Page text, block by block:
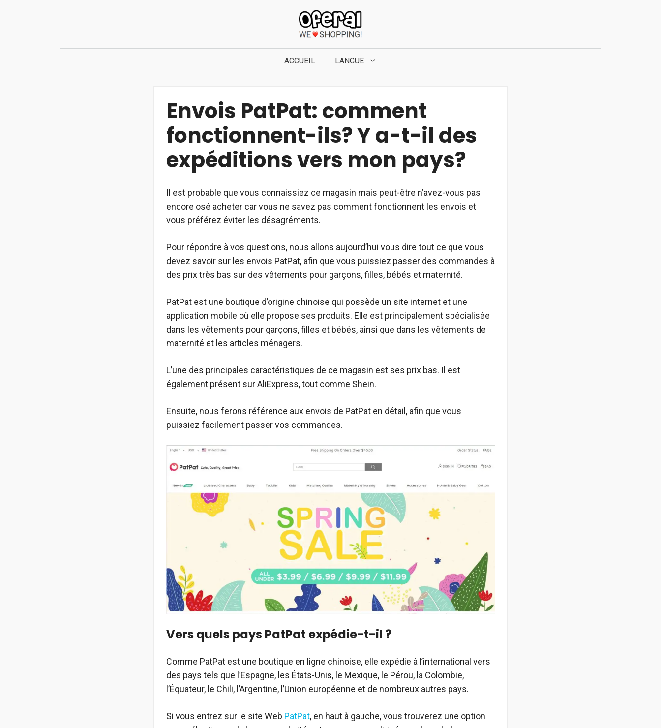
ACCUEIL LANGUE
Envois PatPat: comment
fonctionnent-ils? Y a-t-il des
expéditions vers mon pays?
Il est probable que vous connaissiez ce magasin mais peut-être n’avez-vous pas
encore osé acheter car vous ne savez pas comment fonctionnent les envois et
vous préférez éviter les désagréments.
Pour répondre à vos questions, nous allons aujourd’hui vous dire tout ce que vous
devez savoir sur les envois PatPat, afin que vous puissiez passer des commandes à
des prix très bas sur des vêtements pour garçons, filles, bébés et maternité.
PatPat est une boutique d’origine chinoise qui possède un site internet et une
application mobile où elle propose ses produits. Elle est principalement spécialisée
dans les vêtements pour garçons, filles et bébés, ainsi que dans les vêtements de
maternité et les articles ménagers.
L’une des principales caractéristiques de ce magasin est ses prix bas. Il est
également présent sur AliExpress, tout comme Shein.
Ensuite, nous ferons référence aux envois de PatPat en détail, afin que vous
puissiez facilement passer vos commandes.
Vers quels pays PatPat expédie-t-il ?
Comme PatPat est une boutique en ligne chinoise, elle expédie à l’international vers
des pays tels que l’Espagne, les États-Unis, le Mexique, le Pérou, la Colombie,
l’Équateur, le Chili, l’Argentine, l’Union européenne et de nombreux autres pays.
Si vous entrez sur le site Web PatPat, en haut à gauche, vous trouverez une option